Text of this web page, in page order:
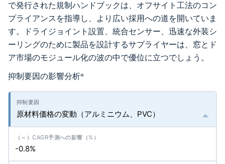
で発行された規制ハンドブックは、オフサイト工法のコン
プライアンスを指導し、より広い採用への道を開いていま
す。ドライジョイント設置、統合センサー、迅速な外装シ
ーリングのために製品を設計するサプライヤーは、窓とド
ア市場のモジュール化の波の中で優位に立つでしょう。
抑制要因の影響分析*
原材料価格の変動（アルミニウム、PVC）
-0.8%